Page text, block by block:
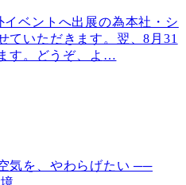
ベントへ出展の為本社・シ
ていただきます。翌、8月31
す。どうぞ、よ …
気を、やわらげたい ──